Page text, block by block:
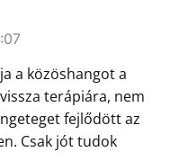
a közöshangot a
terápiára, nem
fejlődött az
Csak jót tudok